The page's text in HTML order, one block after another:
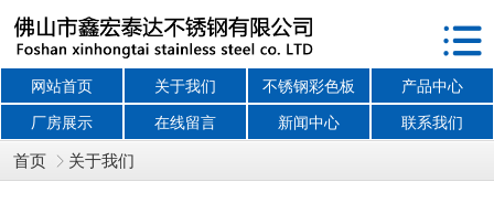
网站首页 关于我们 不锈钢彩色板 产品中心
厂房展示 在线留言 新闻中心 联系我们
首页 关于我们